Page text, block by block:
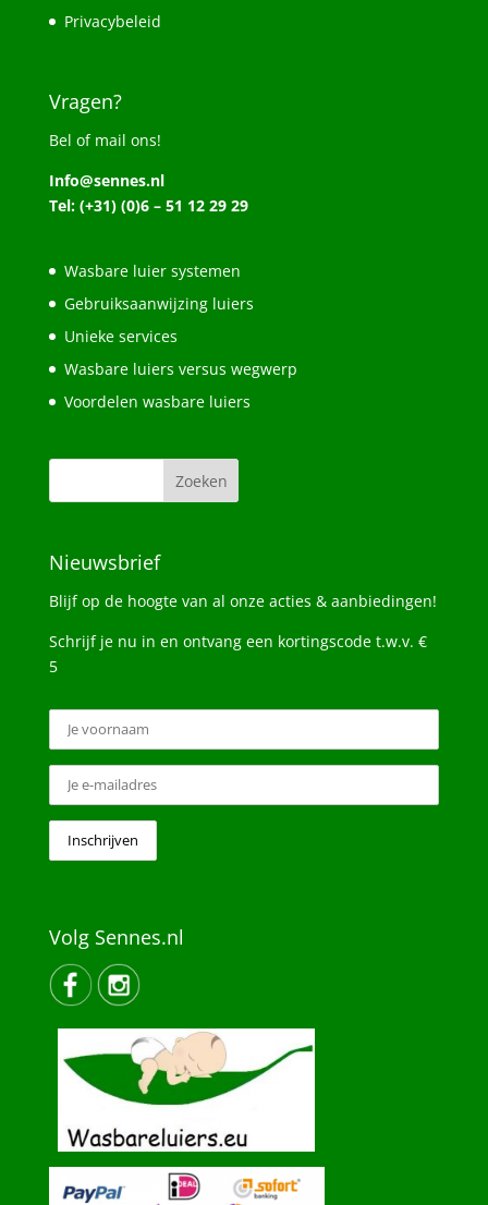
Privacybeleid
Vragen?
Bel of mail ons!
Info@sennes.nl
Tel: (+31) (0)6 – 51 12 29 29
Wasbare luier systemen
Gebruiksaanwijzing luiers
Unieke services
Wasbare luiers versus wegwerp
Voordelen wasbare luiers
Nieuwsbrief
Blijf op de hoogte van al onze acties & aanbiedingen!
Schrijf je nu in en ontvang een kortingscode t.w.v. €
5
Volg Sennes.nl